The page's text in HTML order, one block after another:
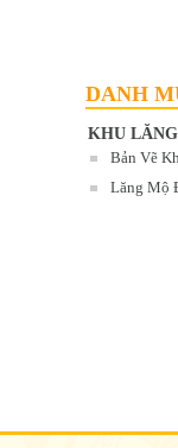
DANH
KHU
Bản Vẽ
Lăng Mộ